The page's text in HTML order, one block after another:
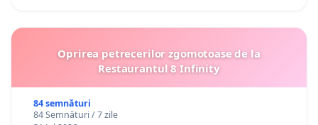
Oprirea petrecerilor zgomotoase de la
Restaurantul 8 Infinity
84 semnături
84 Semnături / 7 zile